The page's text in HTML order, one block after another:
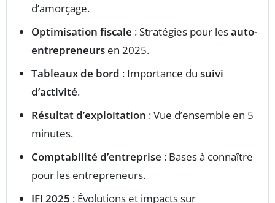
d’amorçage.
Optimisation fiscale : Stratégies pour lesauto-
entrepreneurs en 2025.
Tableaux de bord : Importance du suivi
d’activité.
Résultat d’exploitation : Vue d’ensemble en 5
minutes.
Comptabilité d’entreprise : Bases à connaître
pour les entrepreneurs.
IFI 2025 : Évolutions et impacts sur